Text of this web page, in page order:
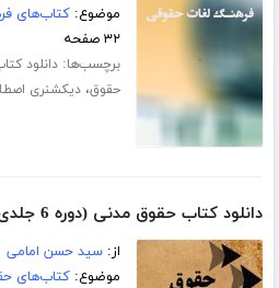
موضوع:کتاب‌های
۳۲ صفحه
برچسب‌ها:دانلود
حقوق،دیکشنری
دانلود کتاب حقوق مدنی (دوره 6 جلدی)
از:سید حسن امامی
موضوع:کتاب‌های